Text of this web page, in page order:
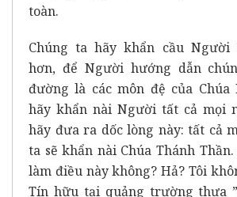
toàn.
Chúng ta hãy khẩn cầu Người
hơn, để Người hướng dẫn
đường là các môn đệ của Chúa
hãy khẩn nài Người tất cả mọi
hãy đưa ra dốc lòng này: tất cả
ta sẽ khẩn nài Chúa Thánh
làm điều này không? Hả? Tôi
Tín hữu tại quảng trường thưa